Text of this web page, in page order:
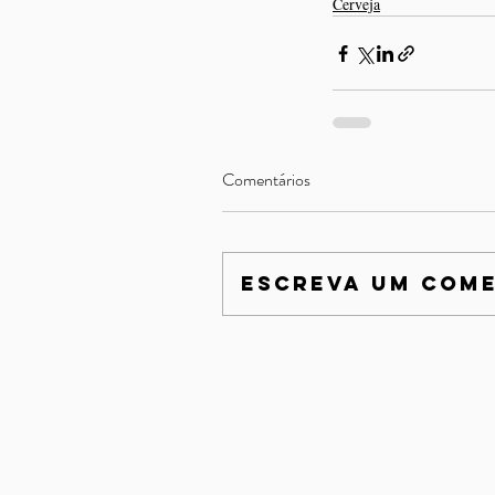
Cerveja
Comentários
Escreva um